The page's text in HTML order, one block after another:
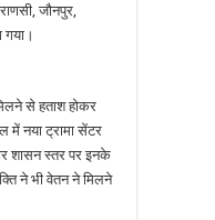
जौनपुर,
गया।
से हताश होकर
में नया ट्रामा सेंटर
शासन स्तर पर इनके
ने भी वेतन ने मिलने